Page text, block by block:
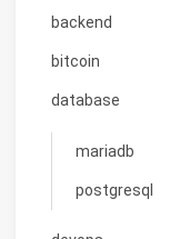
backend
bitcoin
database
mariadb
postgresql